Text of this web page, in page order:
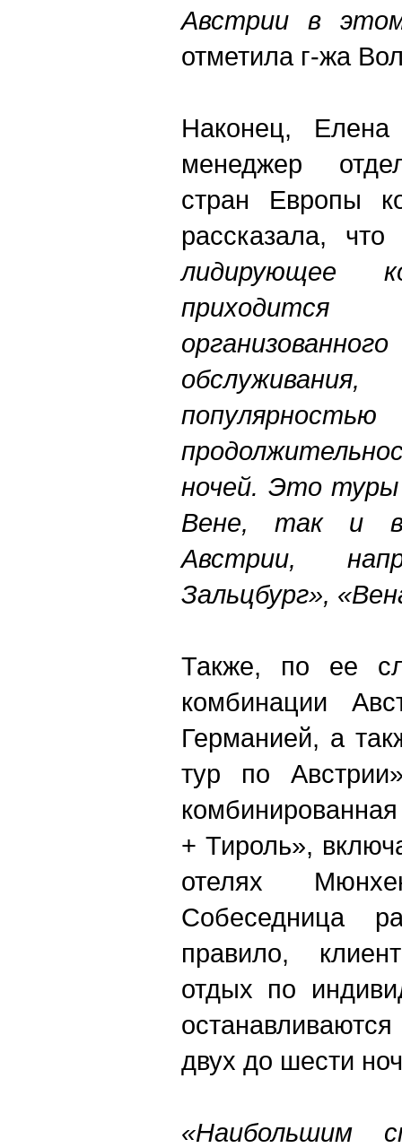
Австрии в
отметила г-жа
Наконец,
менеджер
стран Европы
рассказала,
лидирующее
ночей. Это туры
Вене, так и в
Австрии,
Зальцбург»,
Также, по ее
комбинации
Германией, а
тур по
+ Тироль»,
отелях
Собеседница
правило,
отдых по
двух до шести
«Наибольшим